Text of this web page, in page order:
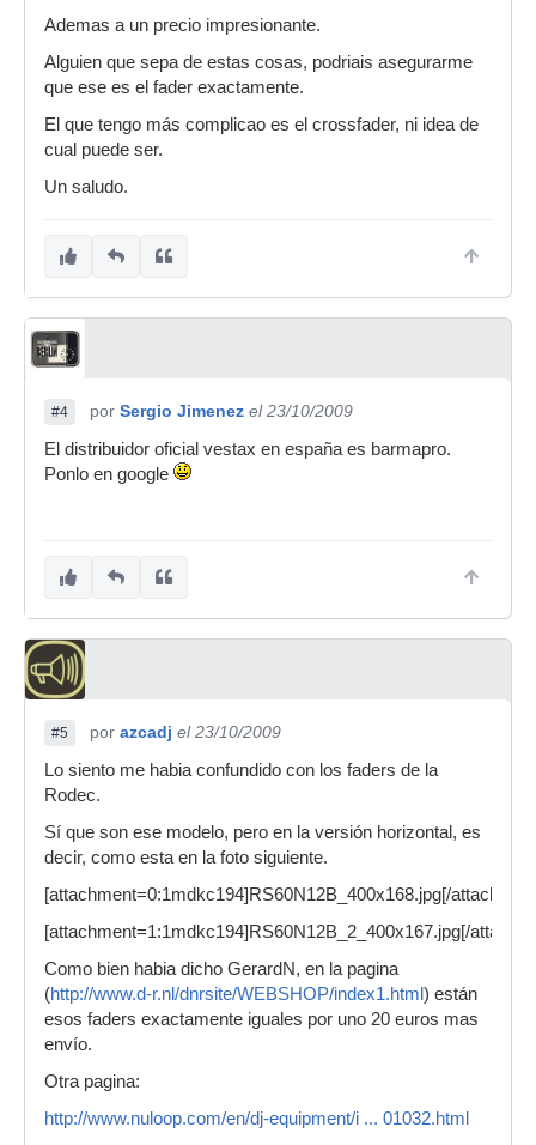
Ademas a un precio impresionante.
Alguien que sepa de estas cosas, podriais asegurarme
que ese es el fader exactamente.
El que tengo más complicao es el crossfader, ni idea de
cual puede ser.
Un saludo.
#4 por Sergio Jimenez el 23/10/2009
El distribuidor oficial vestax en españa es barmapro.
Ponlo en google
#5 por azcadj el 23/10/2009
Lo siento me habia confundido con los faders de la
Rodec.
Sí que son ese modelo, pero en la versión horizontal, es
decir, como esta en la foto siguiente.
[attachment=0:1mdkc194]RS60N12B_400x168.jpg[/
[attachment=1:1mdkc194]RS60N12B_2_400x167.jpg[/
Como bien habia dicho GerardN, en la pagina
(http://www.d-r.nl/dnrsite/WEBSHOP/index1.html ) están
esos faders exactamente iguales por uno 20 euros mas
envío.
Otra pagina:
http://www.nuloop.com/en/dj-equipment/i ... 01032.html